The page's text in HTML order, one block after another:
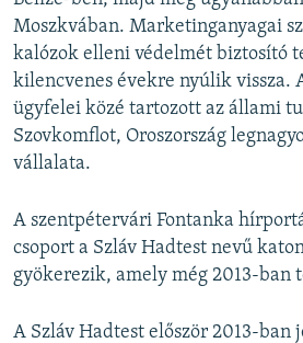
Moszkvában. Marketinganyagai
kalózok elleni védelmét biztosító
kilencvenes évekre nyúlik vissza.
ügyfelei közé tartozott az állami
Szovkomflot, Oroszország
vállalata.
A szentpétervári Fontanka
csoport a Szláv Hadtest nevű
gyökerezik, amely még 2013-ban
A Szláv Hadtest először 2013-ban